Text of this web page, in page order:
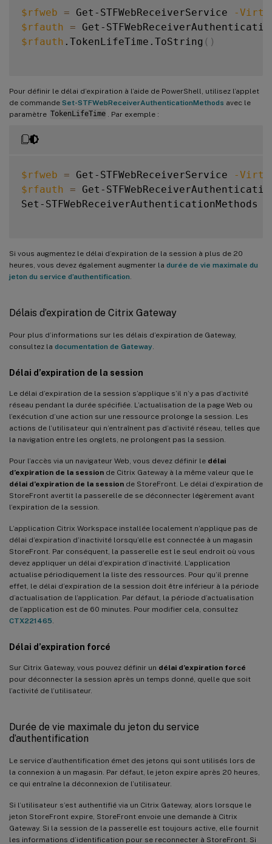
$rfweb = Get-STFWebReceiverService
-
$rfauth = Get-
$rfauth .TokenLifeTime.ToString ( )
Pour définir le délai d’expiration à l’aide de PowerShell, utilisez l’applet
de commande Set-STFWebReceiverAuthenticationMethods avec le
paramètre TokenLifeTime . Par exemple :
$rfweb = Get-STFWebReceiverService
-
$rfauth = Get-
Set-STFWebReceiverAuthenticationMethods
Si vous augmentez le délai d’expiration de la session à plus de 20
heures, vous devez également augmenter la durée de vie maximale du
jeton du service d’authentification
Délais d’expiration de Citrix Gateway
Pour plus d’informations sur les délais d’expiration de Gateway,
consultez la documentation de Gateway
Délai d’expiration de la session
Le délai d’expiration de la session s’applique s’il n’y a pas d’activité
réseau pendant la durée spécifiée. L’actualisation de la page Web ou
l’exécution d’une action sur une ressource prolonge la session. Les
actions de l’utilisateur qui n’entraînent pas d’activité réseau, telles que
la navigation entre les onglets, ne prolongent pas la session.
Pour l’accès via un navigateur Web, vous devez définir le délai
d’expiration de la session de Citrix Gateway à la même valeur que le
délai d’expiration de la session de StoreFront. Le délai d’expiration de
StoreFront avertit la passerelle de se déconnecter légèrement avant
l’expiration de la session.
L’application Citrix Workspace installée localement n’applique pas de
délai d’expiration d’inactivité lorsqu’elle est connectée à un magasin
StoreFront. Par conséquent, la passerelle est le seul endroit où vous
devez appliquer un délai d’expiration d’inactivité. L’application
actualise périodiquement la liste des ressources. Pour qu’il prenne
effet, le délai d’expiration de la session doit être inférieur à la période
d’actualisation de l’application. Par défaut, la période d’actualisation
de l’application est de 60 minutes. Pour modifier cela, consultez
CTX221465
Délai d’expiration forcé
Sur Citrix Gateway, vous pouvez définir un délai d’expiration forcé
pour déconnecter la session après un temps donné, quelle que soit
l’activité de l’utilisateur.
Durée de vie maximale du jeton du service
d’authentification
Le service d’authentification émet des jetons qui sont utilisés lors de
la connexion à un magasin. Par défaut, le jeton expire après 20 heures,
ce qui entraîne la déconnexion de l’utilisateur.
Si l’utilisateur s’est authentifié via un Citrix Gateway, alors lorsque le
jeton StoreFront expire, StoreFront envoie une demande à Citrix
Gateway. Si la session de la passerelle est toujours active, elle fournit
les informations d’identification pour se reconnecter à StoreFront. Si